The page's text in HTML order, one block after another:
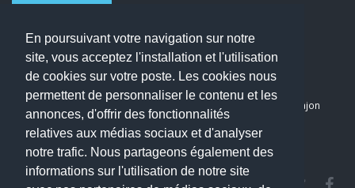
En poursuivant votre navigation sur notre
site, vous acceptez l'installation et l'utilisation
de cookies sur votre poste. Les cookies nous
permettent de personnaliser le contenu et les
annonces, d'offrir des fonctionnalités
relatives aux médias sociaux et d'analyser
notre trafic. Nous partageons également des
informations sur l'utilisation de notre site
Nous contacter
Dernier avis : PASCAL DELCAMPE, Chirurgien maxillo-faciale à Arpajon
Mentions légales